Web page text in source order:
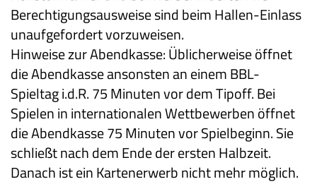
Berechtigungsausweise sind beim Hallen-Einlass
unaufgefordert vorzuweisen.
Hinweise zur Abendkasse: Üblicherweise öffnet
die Abendkasse ansonsten an einem BBL-
Spieltag i.d.R. 75 Minuten vor dem Tipoff. Bei
Spielen in internationalen Wettbewerben öffnet
die Abendkasse 75 Minuten vor Spielbeginn. Sie
schließt nach dem Ende der ersten Halbzeit.
Danach ist ein Kartenerwerb nicht mehr möglich.